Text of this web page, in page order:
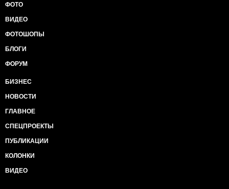
ФОТО
ВИДЕО
ФОТОШОПЫ
БЛОГИ
ФОРУМ
БИЗНЕС
НОВОСТИ
ГЛАВНОЕ
СПЕЦПРОЕКТЫ
ПУБЛИКАЦИИ
КОЛОНКИ
ВИДЕО